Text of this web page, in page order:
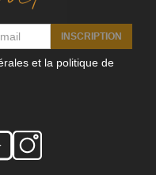
INSCRIPTION
et la politique de